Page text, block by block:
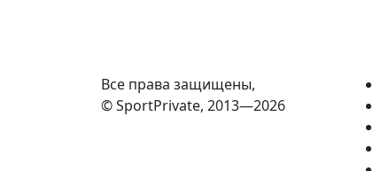
Все права защищены,
© SportPrivate, 2013—2026